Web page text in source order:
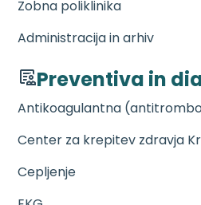
Zobna poliklinika
Administracija in arhiv
Preventiva in
Antikoagulantna
Center za krepitev zdravja
Cepljenje